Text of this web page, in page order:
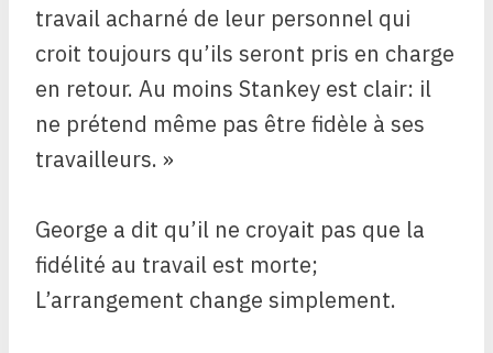
travail acharné de leur personnel qui
croit toujours qu’ils seront pris en charge
en retour. Au moins Stankey est clair: il
ne prétend même pas être fidèle à ses
travailleurs. »
George a dit qu’il ne croyait pas que la
fidélité au travail est morte;
L’arrangement change simplement.